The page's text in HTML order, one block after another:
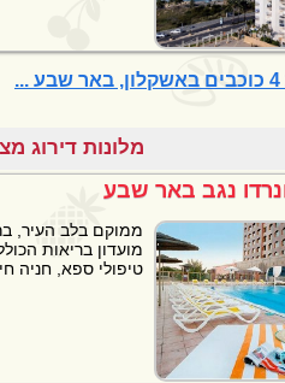
מלונות דירוג מצויין 5 כוכבים
נגב באר שבע
ממוקם בלב העיר,
מועדון בריאות
טיפולי ספא, חניה